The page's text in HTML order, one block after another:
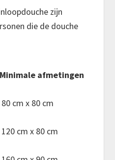
zijn
die de douche
Minimale afmetingen
80 cm x 80 cm
120 cm x 80 cm